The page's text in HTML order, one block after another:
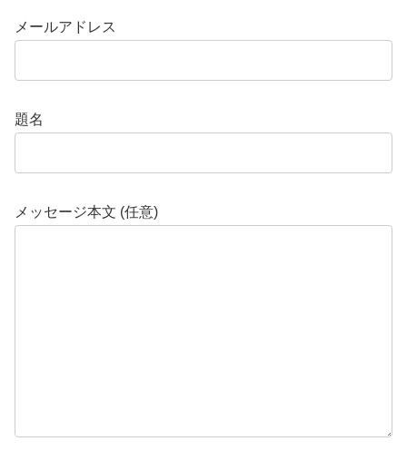
メールアドレス
題名
メッセージ本文 (任意)